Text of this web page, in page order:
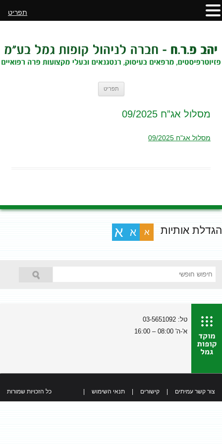
תפריט
מסלול אג”ח 09/2025
מסלול אג"ח 09/2025
הגדלת אותיות א א א
טל: 03-5651092
א'-ה' 08:00 – 16:00
צור קשר עמיתים קישורים תנאי השימוש כל הזכויות שמורות
תפריט